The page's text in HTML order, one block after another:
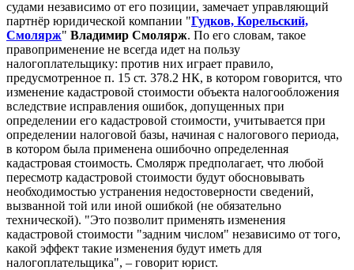
судами независимо от его позиции, замечает управляющий
партнёр юридической компании "Гудков, Корельский,
Смолярж" Владимир Смолярж. По его словам, такое
правоприменение не всегда идет на пользу
налогоплательщику: против них играет правило,
предусмотренное п. 15 ст. 378.2 НК, в котором говорится, что
изменение кадастровой стоимости объекта налогообложения
вследствие исправления ошибок, допущенных при
определении его кадастровой стоимости, учитывается при
определении налоговой базы, начиная с налогового периода,
в котором была применена ошибочно определенная
кадастровая стоимость. Смолярж предполагает, что любой
пересмотр кадастровой стоимости будут обосновывать
необходимостью устранения недостоверности сведений,
вызванной той или иной ошибкой (не обязательно
технической). "Это позволит применять изменения
кадастровой стоимости "задним числом" независимо от того,
какой эффект такие изменения будут иметь для
налогоплательщика", – говорит юрист.